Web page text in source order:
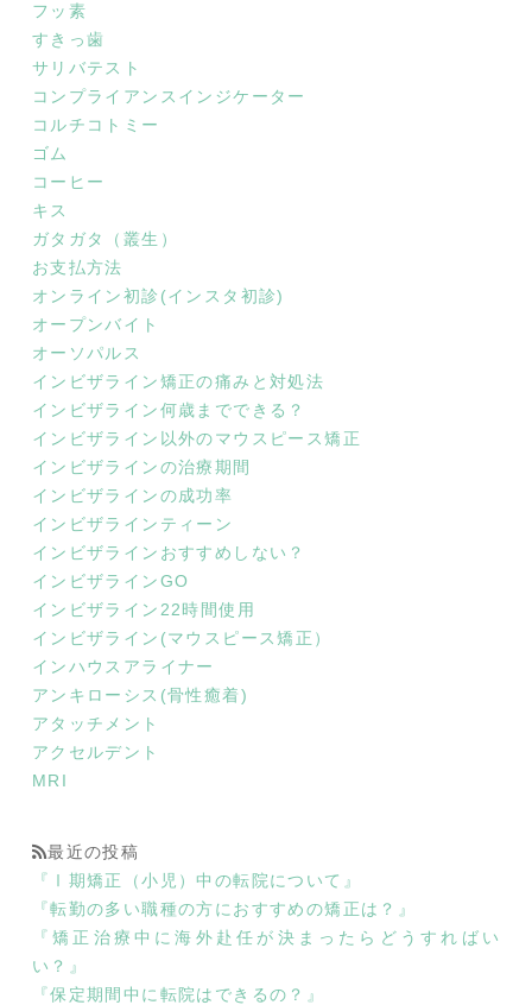
フッ素
すきっ歯
サリバテスト
コンプライアンスインジケーター
コルチコトミー
ゴム
コーヒー
キス
ガタガタ（叢生）
お支払方法
オンライン初診(インスタ初診)
オープンバイト
オーソパルス
インビザライン矯正の痛みと対処法
インビザライン何歳までできる？
インビザライン以外のマウスピース矯正
インビザラインの治療期間
インビザラインの成功率
インビザラインティーン
インビザラインおすすめしない？
インビザラインGO
インビザライン22時間使用
インビザライン(マウスピース矯正）
インハウスアライナー
アンキローシス(骨性癒着)
アタッチメント
アクセルデント
MRI
最近の投稿
『Ⅰ期矯正（小児）中の転院について』
『転勤の多い職種の方におすすめの矯正は？』
『矯正治療中に海外赴任が決まったらどうすればい
い？』
『保定期間中に転院はできるの？』